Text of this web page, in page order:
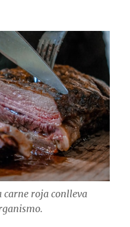
carne roja conlleva